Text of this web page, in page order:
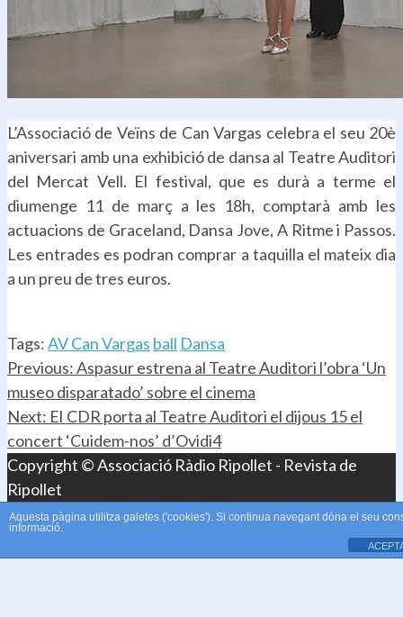
L’Associació de Veïns de Can Vargas celebra el seu 20è
aniversari amb una exhibició de dansa al Teatre Auditori
del Mercat Vell. El festival, que es durà a terme el
diumenge 11 de març a les 18h, comptarà amb les
actuacions de Graceland, Dansa Jove, A Ritme i Passos.
Les entrades es podran comprar a taquilla el mateix dia
a un preu de tres euros.
Tags:AV Can Vargas ball Dansa
Continue
Reading
Previous:Aspasur estrena al Teatre Auditori l’obra ‘Un
museo disparatado’ sobre el cinema
Next: El CDR porta al Teatre Auditori el dijous 15 el
concert ‘Cuidem-nos’ d’Ovidi4
Copyright © Associació Ràdio Ripollet - Revista de
Ripollet
Aquesta pàgina utilitza galetes ('cookies'). Si continua navegant dóna el seu
informació.